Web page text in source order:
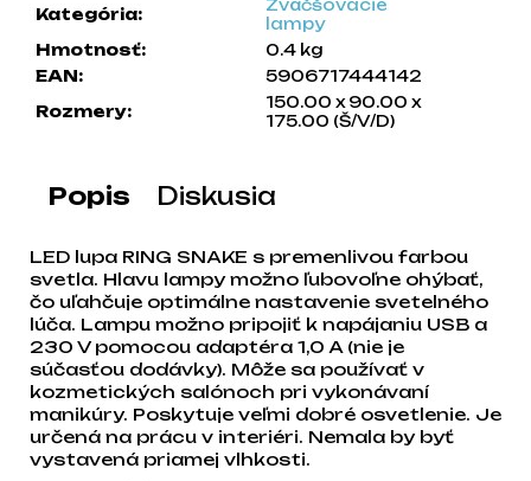
Kategória:
Zväčšovacie
lampy
Hmotnosť:
0.4 kg
EAN:
5906717444142
Rozmery:
150.00 x 90.00 x
175.00 (Š/V/D)
Popis Diskusia
LED lupa RING SNAKE s premenlivou farbou
svetla. Hlavu lampy možno ľubovoľne ohýbať,
čo uľahčuje optimálne nastavenie svetelného
lúča. Lampu možno pripojiť k napájaniu USB a
230 V pomocou adaptéra 1,0 A (nie je
súčasťou dodávky). Môže sa používať v
kozmetických salónoch pri vykonávaní
manikúry. Poskytuje veľmi dobré osvetlenie. Je
určená na prácu v interiéri. Nemala by byť
vystavená priamej vlhkosti.